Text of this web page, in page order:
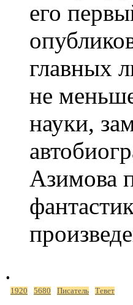
его
главных
не
науки,
Азимова
.
1920 5680 Писатель Тевет